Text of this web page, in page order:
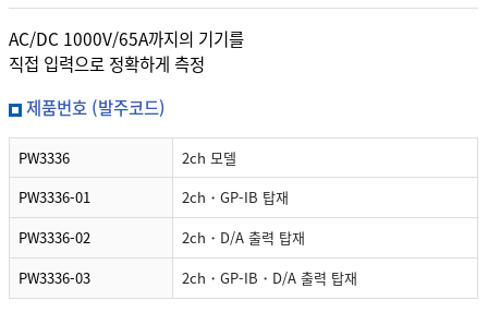
AC/DC 1000V/65A까지의 기기를
직접 입력으로 정확하게 측정
제품번호 (발주코드)
PW3336
2ch 모델
PW3336-01
2ch・GP-IB 탑재
PW3336-02
2ch・D/A 출력 탑재
PW3336-03
2ch・GP-IB・D/A 출력 탑재